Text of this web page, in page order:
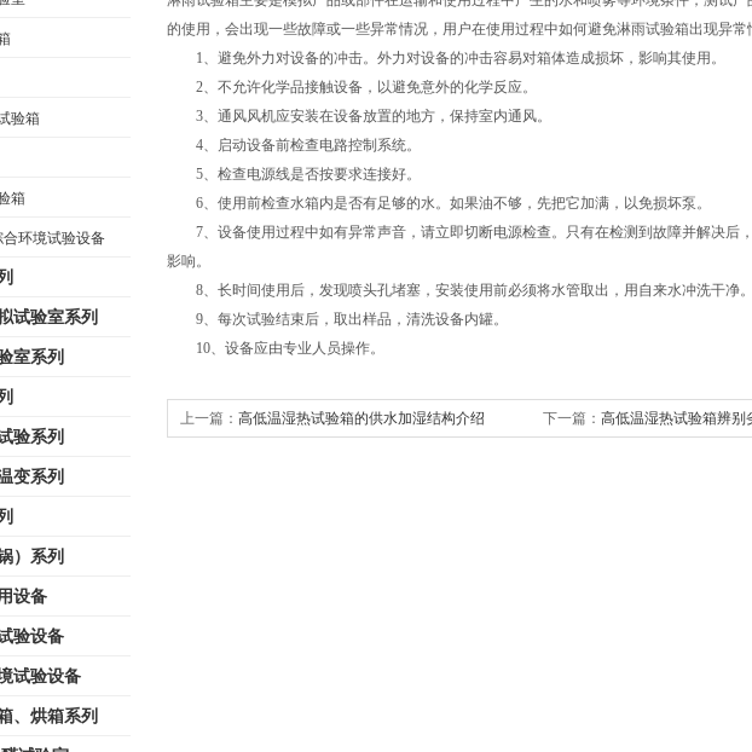
验箱
箱
环境试验设备
试验室系列
室系列
验系列
变系列
）系列
设备
验设备
试验设备
、烘箱系列
的使用，会出现一些故障或一些异常情况，用户在使用过程中如何避免淋雨试验箱出现异常
1、避免外力对设备的冲击。外力对设备的冲击容易对箱体造成损坏，影响其使用。
2、不允许化学品接触设备，以避免意外的化学反应。
3、通风风机应安装在设备放置的地方，保持室内通风。
4、启动设备前检查电路控制系统。
5、检查电源线是否按要求连接好。
6、使用前检查水箱内是否有足够的水。如果油不够，先把它加满，以免损坏泵。
7、设备使用过程中如有异常声音，请立即切断电源检查。只有在检测到故障并解决后
影响。
8、长时间使用后，发现喷头孔堵塞，安装使用前必须将水管取出，用自来水冲洗干净。
9、每次试验结束后，取出样品，清洗设备内罐。
10、设备应由专业人员操作。
上一篇： 高低温湿热试验箱的供水加湿结构介绍 下一篇： 高低温湿热试验箱辨别